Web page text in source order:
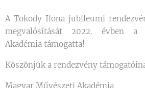
A Tokody Ilona jubileumi
megvalósítását 2022. évben a
Akadémia támogatta!
Köszönjük a rendezvény
Magyar Művészeti Akadémia